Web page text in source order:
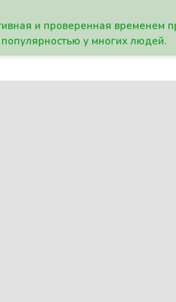
и проверенная временем
у многих людей.